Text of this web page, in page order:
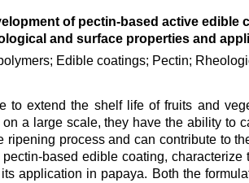
of pectin-based active edible
and surface properties and
Edible coatings; Pectin;
to extend the shelf life of fruits and
a large scale, they have the ability to
process and can contribute to
based edible coating,
application in papaya. Both the